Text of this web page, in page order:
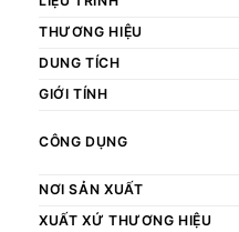
THƯƠNG HIỆU
DUNG TÍCH
GIỚI TÍNH
CÔNG DỤNG
NƠI SẢN XUẤT
XUẤT XỨ THƯƠNG HIỆU